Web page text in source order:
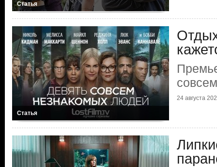
Статья
Статья
24 августа